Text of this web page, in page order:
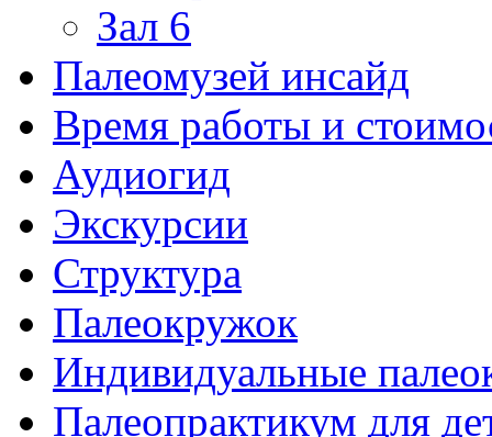
Зал 6
Палеомузей инсайд
Время работы и
Аудиогид
Экскурсии
Структура
Палеокружок
Индивидуальные
Палеопрактикум для